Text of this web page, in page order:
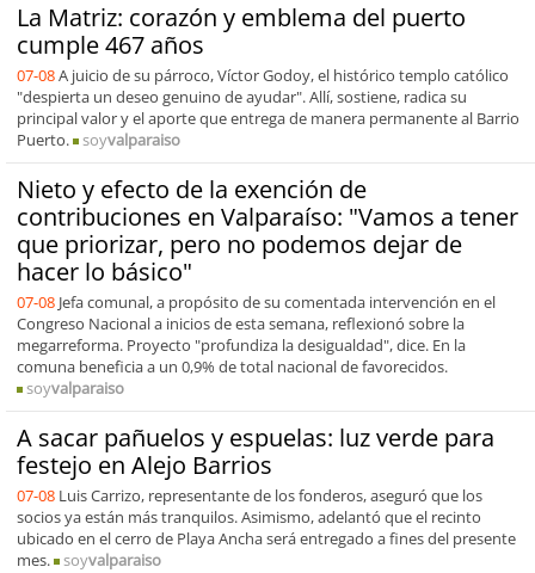
La Matriz: corazón y emblema del puerto
cumple 467 años
07-08A juicio de su párroco, Víctor Godoy, el histórico templo católico
"despierta un deseo genuino de ayudar". Allí, sostiene, radica su
principal valor y el aporte que entrega de manera permanente al Barrio
Puerto.
soyvalparaiso
Nieto y efecto de la exención de
contribuciones en Valparaíso: "Vamos a tener
que priorizar, pero no podemos dejar de
hacer lo básico"
07-08 Jefa comunal, a propósito de su comentada intervención en el
Congreso Nacional a inicios de esta semana, reflexionó sobre la
megarreforma. Proyecto "profundiza la desigualdad", dice. En la
comuna beneficia a un 0,9% de total nacional de favorecidos.
soyvalparaiso
A sacar pañuelos y espuelas: luz verde para
festejo en Alejo Barrios
07-08 Luis Carrizo, representante de los fonderos, aseguró que los
socios ya están más tranquilos. Asimismo, adelantó que el recinto
ubicado en el cerro de Playa Ancha será entregado a fines del presente
mes.
soyvalparaiso